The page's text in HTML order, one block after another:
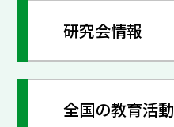
研究会情報
全国の教育活動